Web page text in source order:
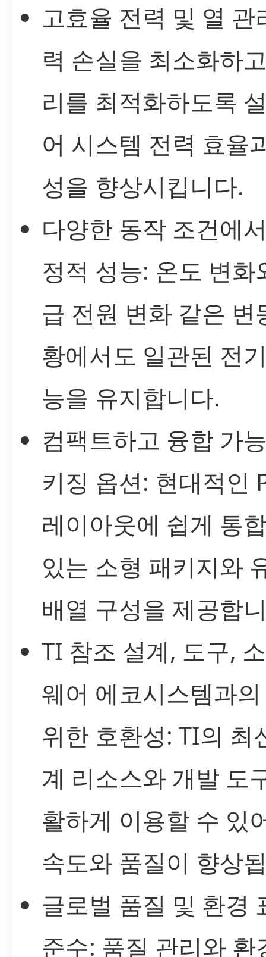
고효율 전력 및 열 관
력 손실을 최소화하
리를 최적화하도록
어 시스템 전력 효율
성을 향상시킵니다.
다양한 동작 조건에
정적 성능: 온도 변화
급 전원 변화 같은 변
황에서도 일관된 전
능을 유지합니다.
컴팩트하고 융합 가
키징 옵션: 현대적인
레이아웃에 쉽게 통
있는 소형 패키지와
배열 구성을 제공합
TI 참조 설계, 도구,
웨어 에코시스템과
위한 호환성: TI의 최
계 리소스와 개발 도
활하게 이용할 수 있
속도와 품질이 향상
글로벌 품질 및 환경
준수: 품질 관리와 환